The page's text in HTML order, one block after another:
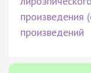
произведения
произведений